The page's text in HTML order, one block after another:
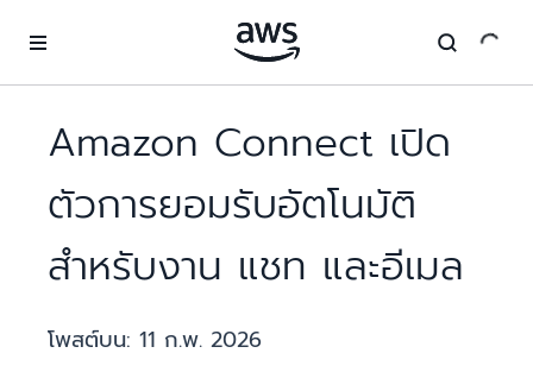
Amazon Connect เปิด
ตัวการยอมรับอัตโนมัติ
สำหรับงาน แชท และอีเมล
โพสต์บน: 11 ก.พ. 2026